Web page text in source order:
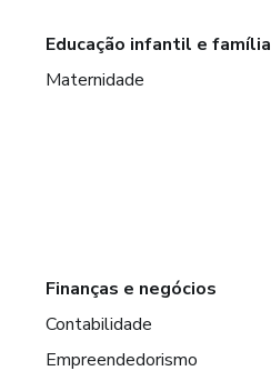
Educação infantil e família
Maternidade
Finanças e negócios
Contabilidade
Empreendedorismo